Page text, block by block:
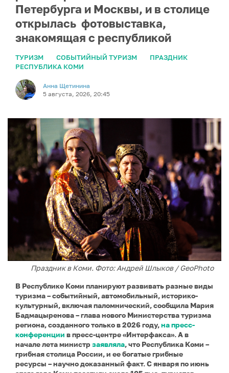
Петербурга и Москвы, и в столице
открылась фотовыставка,
знакомящая с республикой
ТУРИЗМ СОБЫТИЙНЫЙ ТУРИЗМ
ПРАЗДНИК
РЕСПУБЛИКА КОМИ
Анна Щетинина
5 августа, 2026, 20:45
Праздник в Коми. Фото: Андрей Шлыков / GeoPhoto
В Республике Коми планируют развивать разные виды
туризма – событийный, автомобильный, историко-
культурный, включая паломнический, сообщила Мария
Бадмацыренова – глава нового Министерства туризма
региона, созданного только в 2026 году,на пресс-
конференции в пресс-центре «Интерфакса». А в
начале лета министрзаявляла, что Республика Коми –
грибная столица России, и ее богатые грибные
ресурсы – научно доказанный факт. С января по июнь